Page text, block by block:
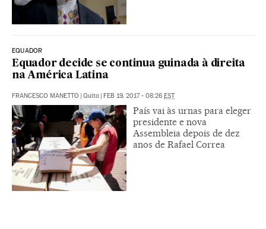
EQUADOR
Equador decide se continua guinada à direita
na América Latina
FRANCESCO MANETTO Quito FEB 19, 2017 - 08:26 EST
País vai às urnas para eleger
presidente e nova
Assembleia depois de dez
anos de Rafael Correa